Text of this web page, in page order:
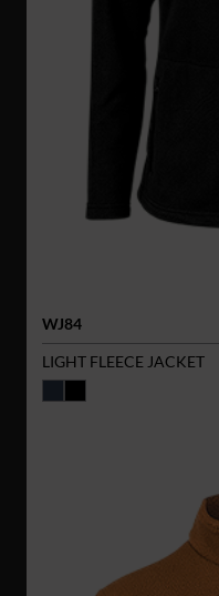
WJ84
LIGHT FLEECE JACKET